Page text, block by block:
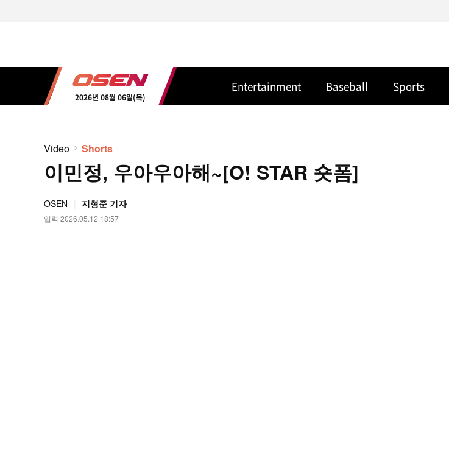
2026년 08월 06일(목)
Entertainment Baseball Sports
Video Shorts
이민정, 우아우아해~[O! STAR 숏폼]
OSEN 지형준 기자
입력 2026.05.12 18:57